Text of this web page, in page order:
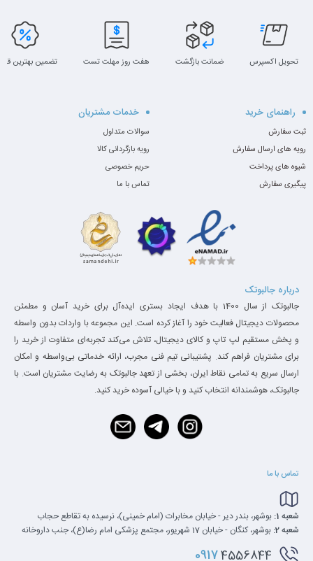
تحویل اکسپرس ضمانت بازگشت هفت روز مهلت تست تضمین بهترین
راهنمای خرید
ثبت سفارش
رویه های ارسال سفارش
شیوه های پرداخت
پیگیری سفارش
خدمات مشتریان
سوالات متداول
رویه بازگردانی کالا
حریم خصوصی
تماس با ما
درباره جالبوتک
جالبوتک از سال 1400 با هدف ایجاد بستری ایده‌آل برای خرید آسان و مطمئن
محصولات دیجیتال فعالیت خود را آغاز کرده است. این مجموعه با واردات بدون واسطه
و پخش مستقیم لپ تاپ و کالای دیجیتال، تلاش می‌کند تجربه‌ای متفاوت از خرید را
برای مشتریان فراهم کند. پشتیبانی تیم فنی مجرب، ارائه خدماتی بی‌واسطه و امکان
ارسال سریع به تمامی نقاط ایران، بخشی از تعهد جالبوتک به رضایت مشتریان است. با
جالبوتک، هوشمندانه انتخاب کنید و با خیالی آسوده خرید کنید.
تماس با ما
شعبه 1:
بوشهر، بندر دیر - خیابان مخابرات (امام خمینی)، نرسیده به تقاطع حجاب
شعبه 2:
بوشهر، کنگان - خیابان 17 شهریور، مجتمع پزشکی امام رضا(ع)، جنب داروخانه
09174556844